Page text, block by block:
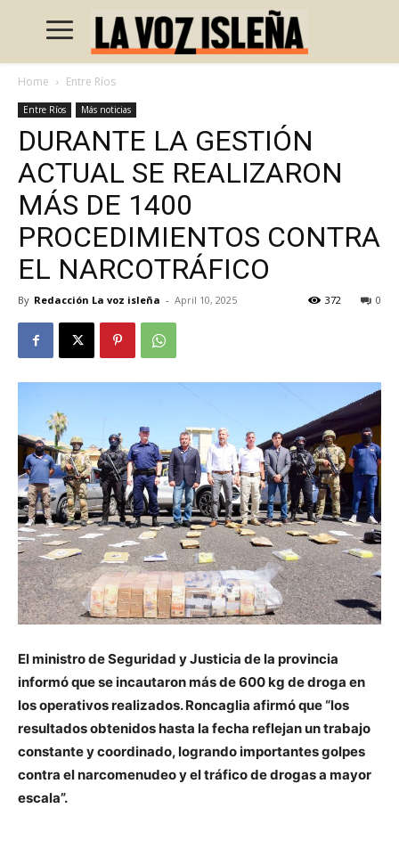
Home Entre Ríos
Entre Ríos Más noticias
DURANTE LA GESTIÓN
ACTUAL SE REALIZARON
MÁS DE 1400
PROCEDIMIENTOS CONTRA
EL NARCOTRÁFICO
By Redacción La voz isleña - April 10, 2025 0
372
El ministro de Seguridad y Justicia de la provincia
informó que se incautaron más de 600 kg de droga en
los operativos realizados. Roncaglia afirmó que “los
resultados obtenidos hasta la fecha reflejan un trabajo
constante y coordinado, logrando importantes golpes
contra el narcomenudeo y el tráfico de drogas a mayor
escala”.